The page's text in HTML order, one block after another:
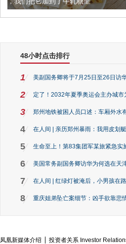
48小时点击排行
1 美副国务卿将于7月25日至26日访
2 定了！2032年夏季奥运会主办城
3 郑州地铁被困人员口述：车厢外水
4 在人间 | 亲历郑州暴雨：我用皮划
5 生命至上！第83集团军某旅紧急实
6 美国常务副国务卿访华为何选在天
7 在人间 | 红绿灯被淹后，小男孩在
8 重庆姐弟坠亡案细节：凶手欲靠悲
凤凰新媒体介绍 投资者关系 Investor